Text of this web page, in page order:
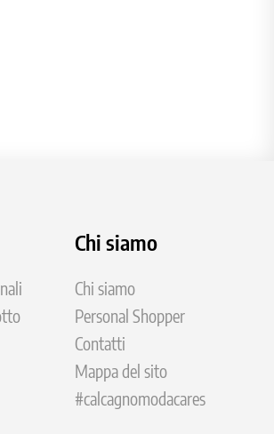
Chi siamo
Chi siamo
Personal Shopper
Contatti
Mappa del sito
#calcagnomodacares